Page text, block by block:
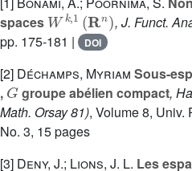
spaces
Wk,1(Rn)
, J. Funct.
pp. 175-181 |
DOI
[2] Déchamps, Myriam Sous-
,
G
groupe abélien compact,
Math. Orsay 81), Volume 8, Univ.
No. 3, 15 pages
[3] Deny, J.; Lions, J. L. Les